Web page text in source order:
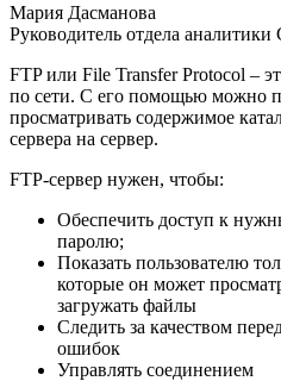
Мария Дасманова
Руководитель отдела
FTP или File Transfer Protocol –
по сети. С его помощью можно
просматривать содержимое
сервера на сервер.
FTP-сервер нужен, чтобы:
Обеспечить доступ к
паролю;
Показать пользователю
которые он может
загружать файлы
Следить за качеством
ошибок
Управлять соединением